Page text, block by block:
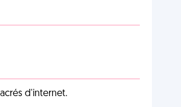
d'internet.